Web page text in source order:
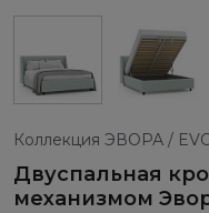
Коллекция ЭВОРА /
Двуспальная
механизмом